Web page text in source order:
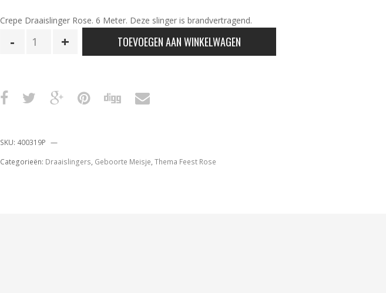
Crepe Draaislinger Rose. 6 Meter. Deze slinger is brandvertragend.
Draaislinger
aantal
TOEVOEGEN AAN WINKELWAGEN
SKU: 400319P
Categorieën: Draaislingers, Geboorte Meisje, Thema Feest Rose